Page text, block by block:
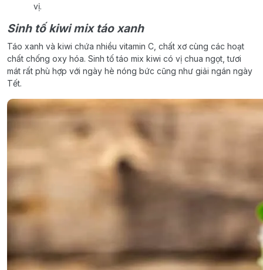
vị.
Sinh tố kiwi mix táo xanh
Táo xanh và kiwi chứa nhiều vitamin C, chất xơ cùng các hoạt
chất chống oxy hóa. Sinh tố táo mix kiwi có vị chua ngọt, tươi
mát rất phù hợp với ngày hè nóng bức cũng như giải ngán ngày
Tết.